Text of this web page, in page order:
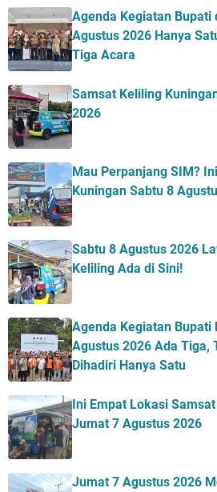
Agenda Kegiatan Bupati
Agustus 2026 Hanya
Tiga Acara
Samsat Keliling
2026
Mau Perpanjang SIM?
Kuningan Sabtu 8
Sabtu 8 Agustus 2026
Keliling Ada di Sini!
Agenda Kegiatan Bupati
Agustus 2026 Ada Tiga,
Dihadiri Hanya Satu
Ini Empat Lokasi
Jumat 7 Agustus 2026
Jumat 7 Agustus 2026